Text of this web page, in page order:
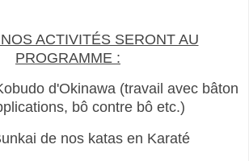
ACTIVITÉS SERONT AU
PROGRAMME :
d'Okinawa (travail avec bâton
bô contre bô etc.)
de nos katas en Karaté